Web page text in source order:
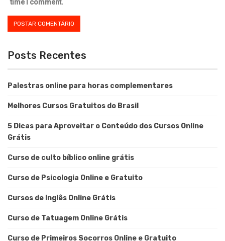
time I comment.
Posts Recentes
Palestras online para horas complementares
Melhores Cursos Gratuitos do Brasil
5 Dicas para Aproveitar o Conteúdo dos Cursos Online
Grátis
Curso de culto bíblico online grátis
Curso de Psicologia Online e Gratuito
Cursos de Inglês Online Grátis
Curso de Tatuagem Online Grátis
Curso de Primeiros Socorros Online e Gratuito